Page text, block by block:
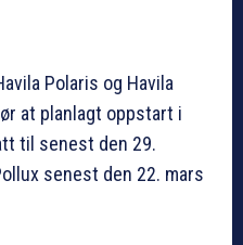
Polaris og Havila
at planlagt oppstart i
til senest den 29.
senest den 22. mars